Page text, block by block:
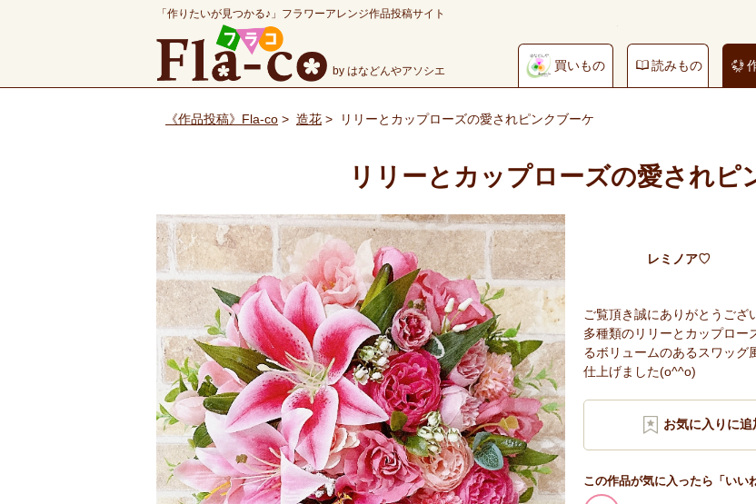
「作りたいが見つかる♪」フラワーアレンジ作品投稿サイト
by はなどんやアソシエ 買いもの 読みもの
《作品投稿》Fla-co > 造花 > リリーとカップローズの愛されピンクブーケ
リリーとカップローズの愛されピ
レミノア♡
ご覧頂き誠にありがとうござ
多種類のリリーとカップロー
るボリュームのあるスワッグ
仕上げました(o^^o)
この作品が気に入ったら「いい